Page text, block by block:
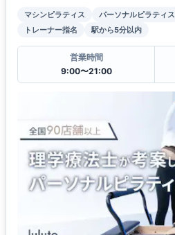
マシンピラティス パーソナルピラティス
トレーナー指名
駅から5分以内
営業時間
9:00〜21:00